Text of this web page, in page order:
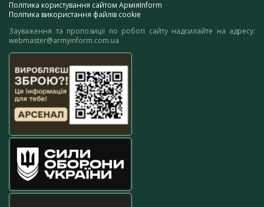
Політика користування сайтом АрміяInform
Політика використання файлів cookie
Зауваження та пропозиції по роботі сайту надсилайте на адресу:
webmaster@armyinform.com.ua